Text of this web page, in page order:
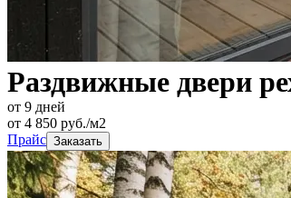
Раздвижные двери
от 9 дней
от 4 850 руб./м2
Прайс Заказать